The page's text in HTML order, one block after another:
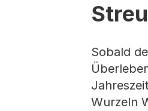
Sobald
Wurzeln